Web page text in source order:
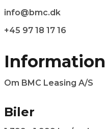
info@bmc.dk
+45 97 18 17 16
Information
Om BMC Leasing A/S
Biler